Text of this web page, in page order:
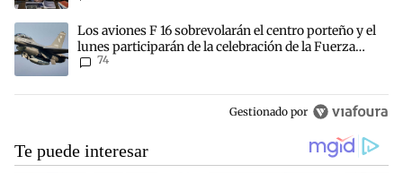
Un artículo de tendencia con el título "Los aviones F 16
Los aviones F 16 sobrevolarán el centro porteño y el
lunes participarán de la celebración de la Fuerza
Aérea
74
Gestionado por